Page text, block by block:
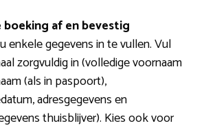
boeking af en bevestig
enkele gegevens in te vullen. Vul
zorgvuldig in (volledige voornaam
(als in paspoort),
adresgegevens en
thuisblijver). Kies ook voor